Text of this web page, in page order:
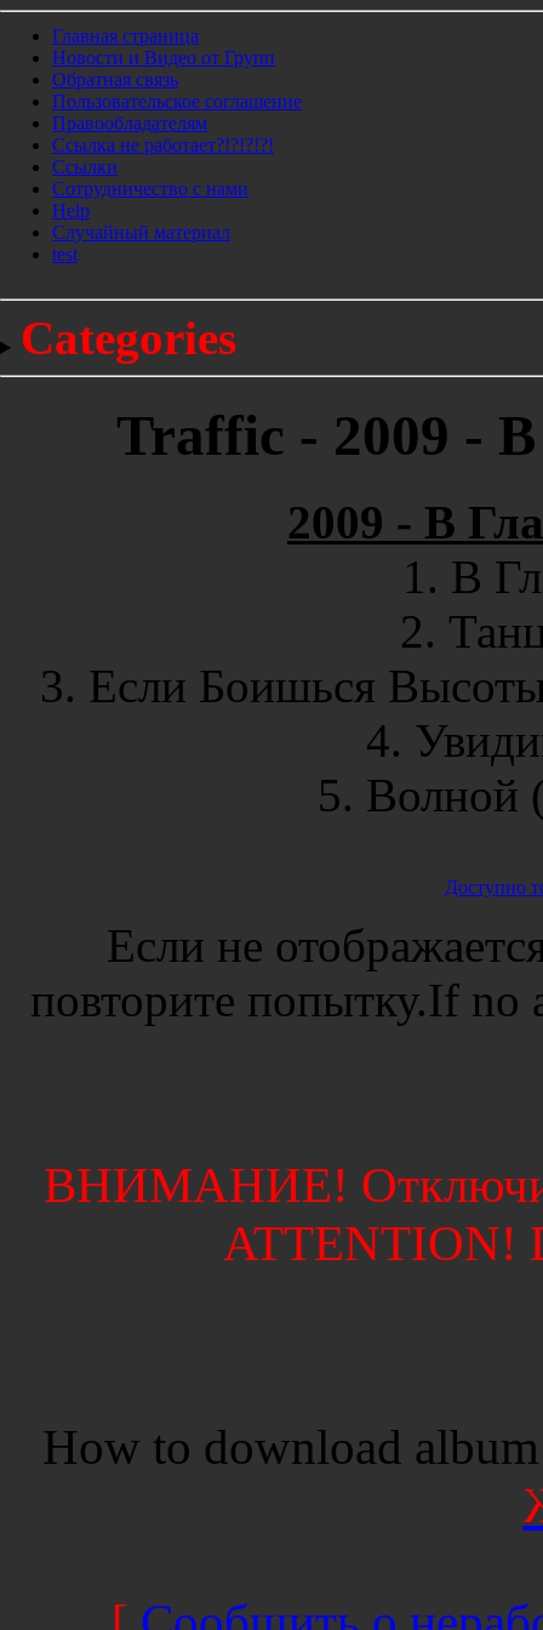
Главная страница
Новости и Видео от Групп
Обратная связь
Пользовательское соглашение
Правообладателям
Ссылка не работает?!?!?!?!
Ссылки
Сотрудничество с нами
Help
Cлучайный материал
test
Categories
Traffic - 2009 -
2009 - В
1. В
2.
3. Если Боишься
4.
5. Волной
Доступно
Если не
повторите попытку.If
ВНИМАНИЕ!
ATTENTION!
How to download